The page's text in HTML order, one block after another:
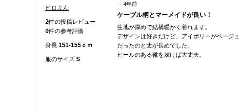
ヒロよん
2件の投稿レビュー
0件の参考評価
身長 151-155ｃｍ
服のサイズ S
3
／
5
個
で
· 4年前
ケーブル柄とマーメイドが良い！
生地が厚めで結構暖かく着れます。
デザインは好きだけど、アイボリーがベージュ
だったのと丈が長めでした。
ヒールのある靴を履けば大丈夫。